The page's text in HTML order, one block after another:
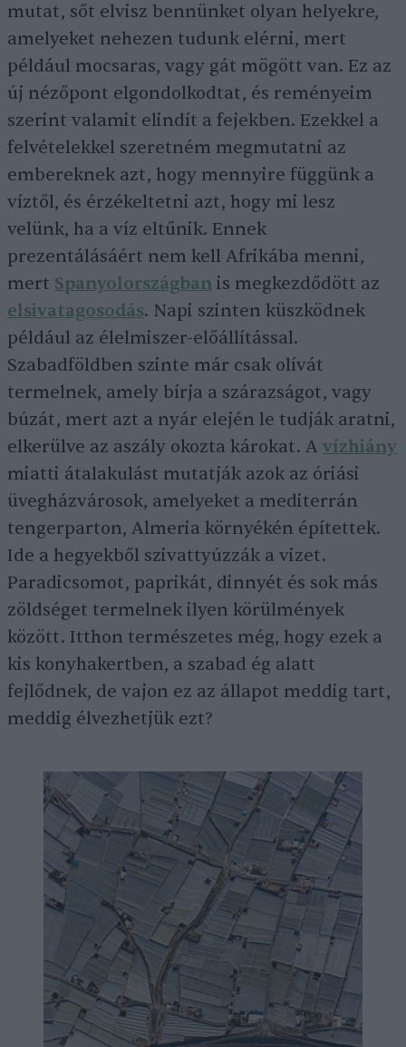
mutat, sőt elvisz bennünket olyan helyekre,
amelyeket nehezen tudunk elérni, mert
például mocsaras, vagy gát mögött van. Ez az
új nézőpont elgondolkodtat, és reményeim
szerint valamit elindít a fejekben. Ezekkel a
felvételekkel szeretném megmutatni az
embereknek azt, hogy mennyire függünk a
víztől, és érzékeltetni azt, hogy mi lesz
velünk, ha a víz eltűnik. Ennek
prezentálásáért nem kell Afrikába menni,
mert Spanyolországban is megkezdődött az
elsivatagosodás. Napi szinten küszködnek
például az élelmiszer-előállítással.
Szabadföldben szinte már csak olívát
termelnek, amely bírja a szárazságot, vagy
búzát, mert azt a nyár elején le tudják aratni,
elkerülve az aszály okozta károkat. A vízhiány
miatti átalakulást mutatják azok az óriási
üvegházvárosok, amelyeket a mediterrán
tengerparton, Almeria környékén építettek.
Ide a hegyekből szivattyúzzák a vizet.
Paradicsomot, paprikát, dinnyét és sok más
zöldséget termelnek ilyen körülmények
között. Itthon természetes még, hogy ezek a
kis konyhakertben, a szabad ég alatt
fejlődnek, de vajon ez az állapot meddig tart,
meddig élvezhetjük ezt?